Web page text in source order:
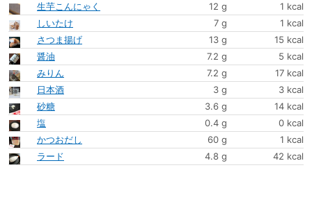
生芋こんにゃく
12 g
1 kcal
しいたけ
7 g
1 kcal
さつま揚げ
13 g
15 kcal
醤油
7.2 g
5 kcal
みりん
7.2 g
17 kcal
日本酒
3 g
3 kcal
砂糖
3.6 g
14 kcal
塩
0.4 g
0 kcal
かつおだし
60 g
1 kcal
ラード
4.8 g 42 kcal